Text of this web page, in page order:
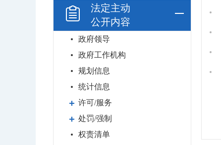
法定主动
公开内容
政府领导
政府工作机构
规划信息
统计信息
许可/服务
处罚/强制
权责清单